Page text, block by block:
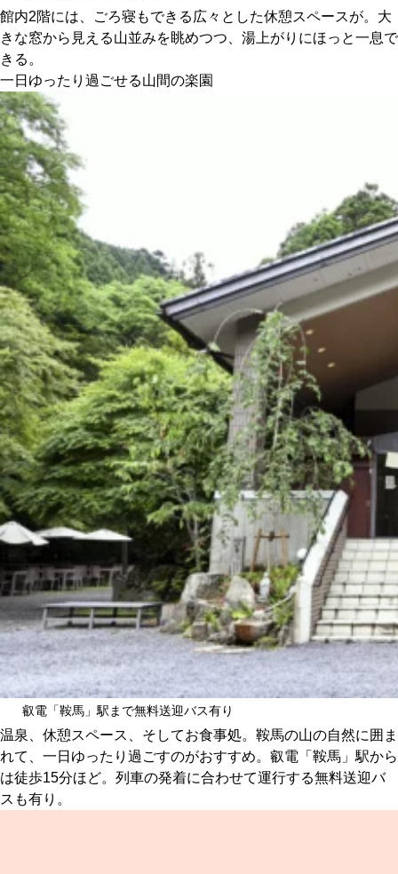
館内2階には、ごろ寝もできる広々とした休憩スペースが。大
きな窓から見える山並みを眺めつつ、湯上がりにほっと一息で
きる。
一日ゆったり過ごせる山間の楽園
叡電「鞍馬」駅まで無料送迎バス有り
温泉、休憩スペース、そしてお食事処。鞍馬の山の自然に囲ま
れて、一日ゆったり過ごすのがおすすめ。叡電「鞍馬」駅から
は徒歩15分ほど。列車の発着に合わせて運行する無料送迎バ
スも有り。